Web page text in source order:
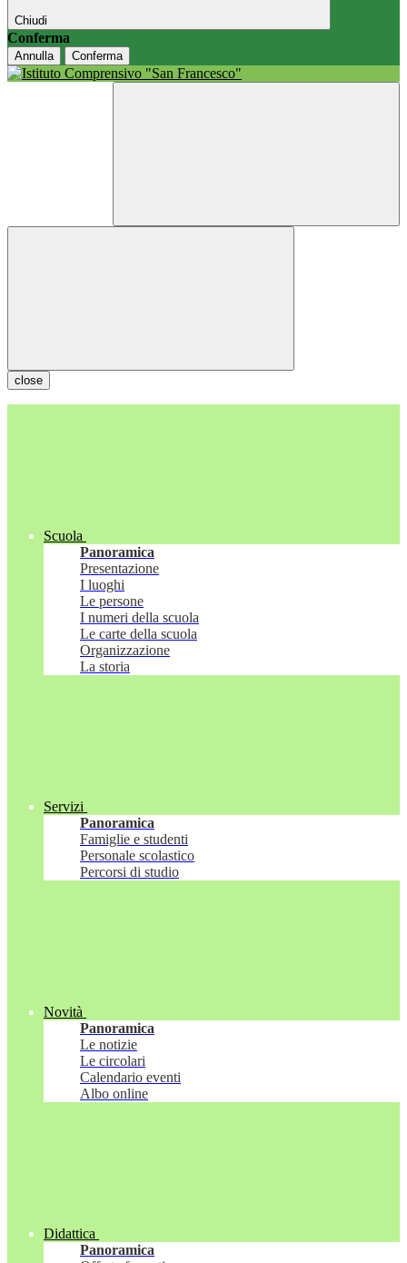
Chiudi
Conferma
Annulla Conferma
close
Scuola
Panoramica
Presentazione
I luoghi
Le persone
I numeri della scuola
Le carte della scuola
Organizzazione
La storia
Servizi
Panoramica
Famiglie e studenti
Personale scolastico
Percorsi di studio
Novità
Panoramica
Le notizie
Le circolari
Calendario eventi
Albo online
Didattica
Panoramica